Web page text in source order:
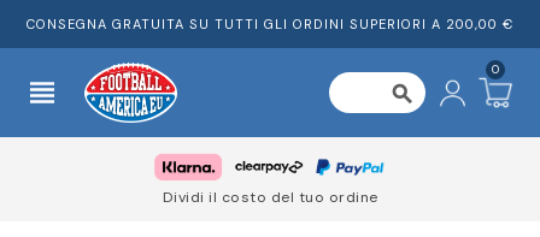
CONSEGNA GRATUITA SU TUTTI GLI ORDINI SUPERIORI A 200,00 €
view_headline search
0
Dividi il costo del tuo ordine